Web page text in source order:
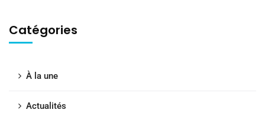
Catégories
À la une
Actualités